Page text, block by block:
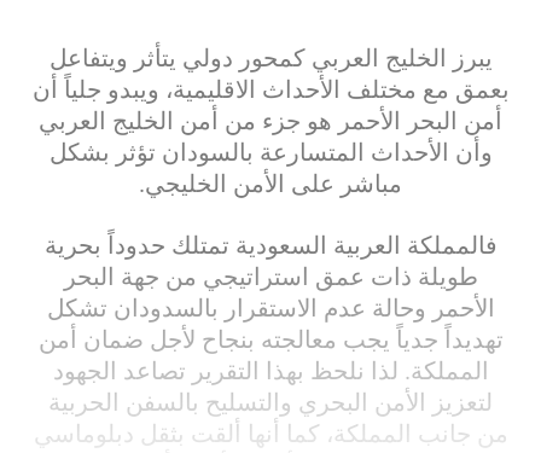
يبرز الخليج العربي كمحور دولي يتأثر ويتفاعل
بعمق مع مختلف الأحداث الاقليمية، ويبدو جلياً أن
أمن البحر الأحمر هو جزء من أمن الخليج العربي
وأن الأحداث المتسارعة بالسودان تؤثر بشكل
مباشر على الأمن الخليجي.
فالمملكة العربية السعودية تمتلك حدوداً بحرية
طويلة ذات عمق استراتيجي من جهة البحر
الأحمر وحالة عدم الاستقرار بالسدودان تشكل
تهديداً جدياً يجب معالجته بنجاح لأجل ضمان أمن
المملكة. لذا نلحظ بهذا التقرير تصاعد الجهود
لتعزيز الأمن البحري والتسليح بالسفن الحربية
من جانب المملكة، كما أنها ألقت بثقل دبلوماسي